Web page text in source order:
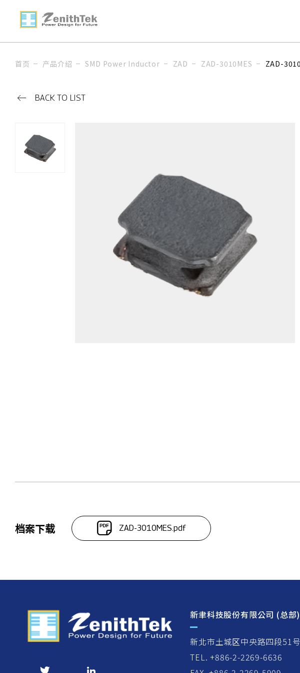
首页 产品介绍 SMD Power Inductor ZAD ZAD-3010MES ZAD-
BACK TO LIST
档案下载 ZAD-3010MES.pdf
选择更多产品
新聿科技股份有限公司 (总部)
新北市土城区中央路四段51
TEL. +886-2-2269-6636